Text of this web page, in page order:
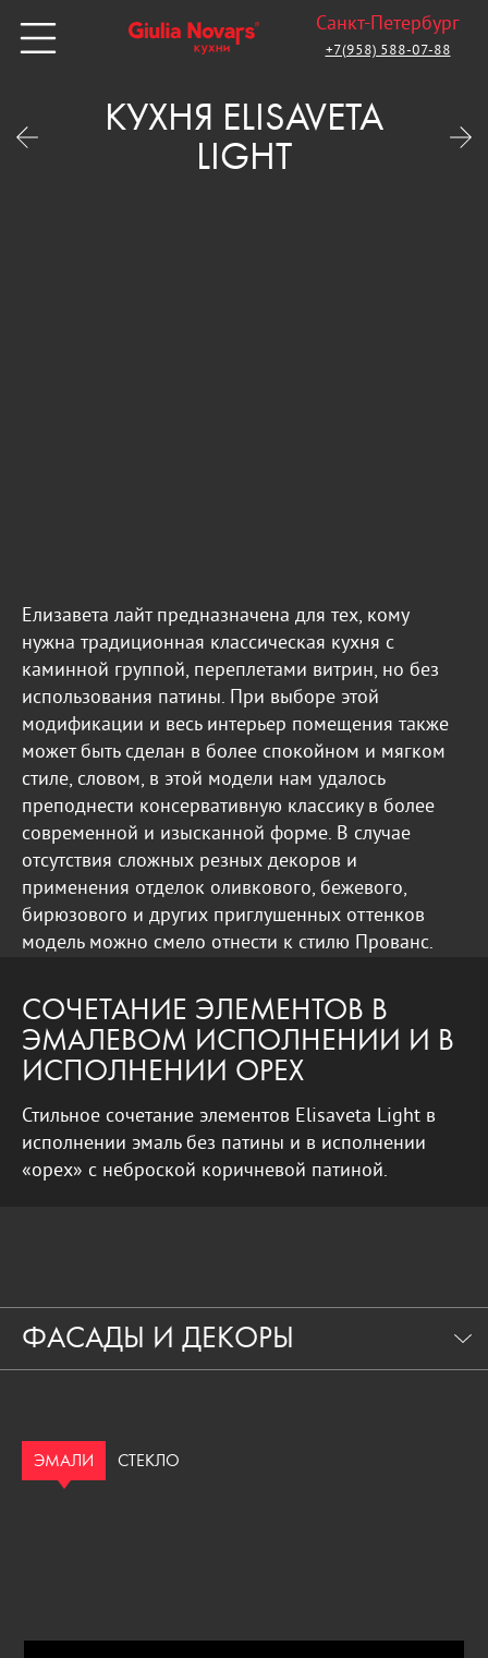
Санкт-Петербург
+7(958) 588-07-88
КУХНЯ ELISAVETA
LIGHT
Елизавета лайт предназначена для тех, кому
нужна традиционная классическая кухня c
каминной группой, переплетами витрин, но без
использования патины. При выборе этой
модификации и весь интерьер помещения также
может быть сделан в более спокойном и мягком
стиле, словом, в этой модели нам удалось
преподнести консервативную классику в более
современной и изысканной форме. В случае
отсутствия сложных резных декоров и
применения отделок оливкового, бежевого,
бирюзового и других приглушенных оттенков
модель можно смело отнести к стилю Прованс.
СОЧЕТАНИЕ ЭЛЕМЕНТОВ В
ЭМАЛЕВОМ ИСПОЛНЕНИИ И В
ИСПОЛНЕНИИ ОРЕХ
Стильное сочетание элементов Elisaveta Light в
исполнении эмаль без патины и в исполнении
«орех» с неброской коричневой патиной.
ФАСАДЫ И ДЕКОРЫ
ЭМАЛИ СТЕКЛО